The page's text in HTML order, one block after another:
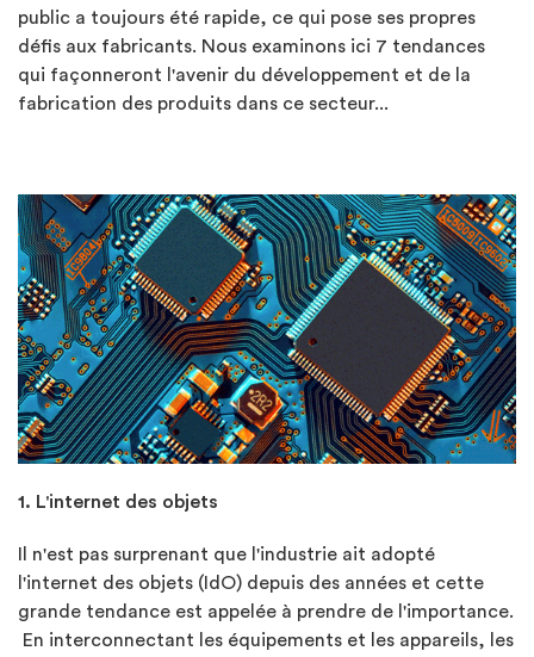
public a toujours été rapide, ce qui pose ses propres
défis aux fabricants. Nous examinons ici 7 tendances
qui façonneront l'avenir du développement et de la
fabrication des produits dans ce secteur...
1. L'internet des objets
Il n'est pas surprenant que l'industrie ait adopté
l'internet des objets (IdO) depuis des années et cette
grande tendance est appelée à prendre de l'importance.
En interconnectant les équipements et les appareils, les